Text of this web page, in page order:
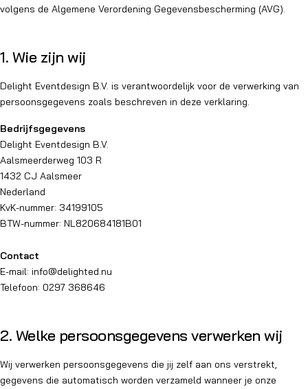
volgens de Algemene Verordening Gegevensbescherming (AVG).
1. Wie zijn wij
Delight Eventdesign B.V. is verantwoordelijk voor de verwerking van
persoonsgegevens zoals beschreven in deze verklaring.
Bedrijfsgegevens
Delight Eventdesign B.V.
Aalsmeerderweg 103 R
1432 CJ Aalsmeer
Nederland
KvK-nummer: 34199105
BTW-nummer: NL820684181B01
Contact
E-mail: info@delighted.nu
Telefoon: 0297 368646
2. Welke persoonsgegevens verwerken wij
Wij verwerken persoonsgegevens die jij zelf aan ons verstrekt,
gegevens die automatisch worden verzameld wanneer je onze